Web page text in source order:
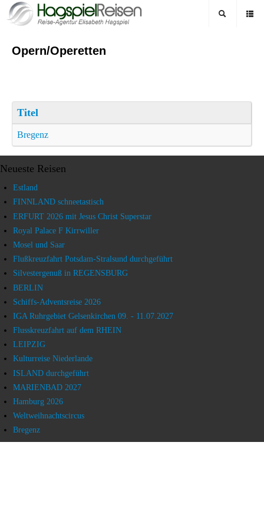
Opern/Operetten
Titel
Bregenz
Neueste Reisen
Estland
FINNLAND schneetastisch
ERFURT 2026 mit Jesus Christ Superstar
Royal Palace F Kirrwiller
Mosel und Saar
Flußkreuzfahrt Potsdam-Stralsund durchgeführt
Silvestergenuß in REGENSBURG
BERLIN
Schiffs-Adventsreise 2026
IGA Ruhrgebiet Gelsenkirchen 09. - 11.07.2027
Flusskreuzfahrt auf dem RHEIN
LEIPZIG
Kulturreise Niederlande
ISLAND durchgeführt
MARIENBAD 2027
Hamburg 2026
Weltweihnachtscircus
Bregenz